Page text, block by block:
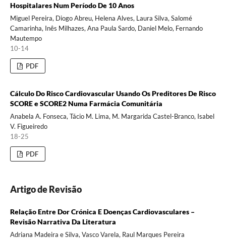
Hospitalares Num Período De 10 Anos
Miguel Pereira, Diogo Abreu, Helena Alves, Laura Silva, Salomé
Camarinha, Inês Milhazes, Ana Paula Sardo, Daniel Melo, Fernando
Mautempo
10-14
PDF
Cálculo Do Risco Cardiovascular Usando Os Preditores De Risco
SCORE e SCORE2 Numa Farmácia Comunitária
Anabela A. Fonseca, Tácio M. Lima, M. Margarida Castel-Branco, Isabel
V. Figueiredo
18-25
PDF
Artigo de Revisão
Relação Entre Dor Crónica E Doenças Cardiovasculares –
Revisão Narrativa Da Literatura
Adriana Madeira e Silva, Vasco Varela, Raul Marques Pereira